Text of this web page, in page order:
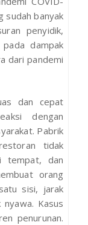
sudah banyak
penyidik,
dampak
dari pandemi
dan cepat
dengan
Pabrik
tidak
tempat, dan
orang
sisi, jarak
Kasus
penurunan.